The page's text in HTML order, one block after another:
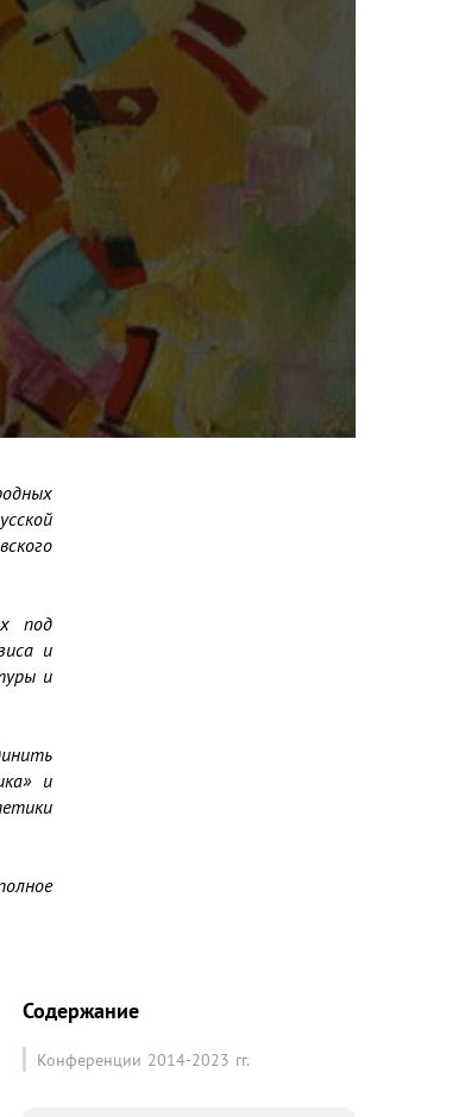
под
и
и
и
Содержание
Конференции 2014-2023 гг.